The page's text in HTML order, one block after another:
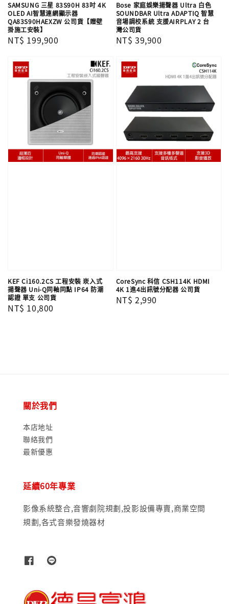
SAMSUNG 三星 83S90H 83吋 4K
OLED AI智慧連網顯示器
QA83S90HAEXZW 公司貨【贈壁
掛施工安裝】
Regular
NT$ 199,900
Bose 家庭娛樂揚聲器 Ultra 白色
SOUNDBAR Ultra ADAPTIQ 智慧
音場調校系統 支援AIRPLAY 2 台
灣公司貨
Regular
NT$ 39,900
KEF Ci160.2CS 工程安裝 崁入式
揚聲器 Uni-Q同軸同點 IP64 防潮
認證 單支​​​​​​​ 公司貨
Regular
NT$ 10,800
CoreSync 科信 CSH114K HDMI
4K 1進4出訊號分配器 公司貨
Regular
NT$ 2,990
關於我們
本店地址
聯絡我們
最新優惠
延續60年專業
影像系統整合,音響劇院規劃,投影設備專賣,商業空間
規劃,各式音樂發燒器材